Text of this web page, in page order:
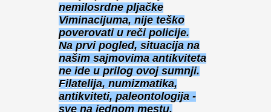
nemilosrdne pljačke
Viminacijuma, nije teško
poverovati u reči policije.
Na prvi pogled, situacija na
našim sajmovima antikviteta
ne ide u prilog ovoj sumnji.
Filatelija, numizmatika,
antikviteti, paleontologija -
sve na jednom mestu.